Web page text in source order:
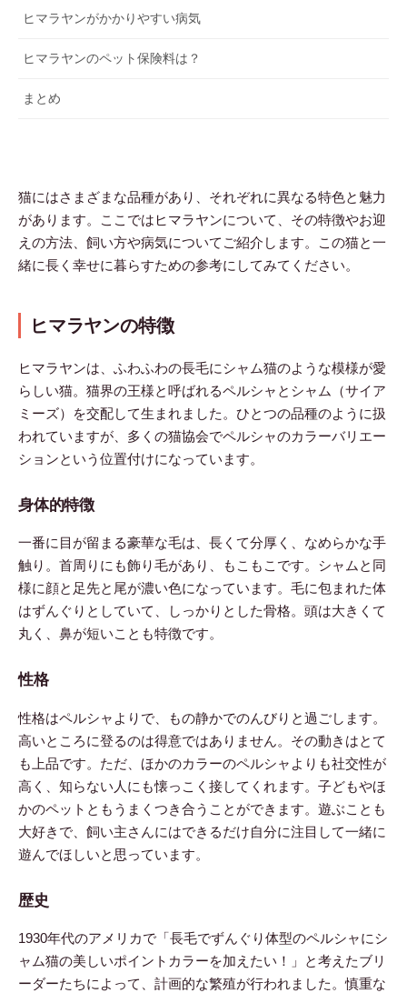
ヒマラヤンがかかりやすい病気
ヒマラヤンのペット保険料は？
まとめ
猫にはさまざまな品種があり、それぞれに異なる特色と魅力
があります。ここではヒマラヤンについて、その特徴やお迎
えの方法、飼い方や病気についてご紹介します。この猫と一
緒に長く幸せに暮らすための参考にしてみてください。
ヒマラヤンの特徴
ヒマラヤンは、ふわふわの長毛にシャム猫のような模様が愛
らしい猫。猫界の王様と呼ばれるペルシャとシャム（サイア
ミーズ）を交配して生まれました。ひとつの品種のように扱
われていますが、多くの猫協会でペルシャのカラーバリエー
ションという位置付けになっています。
身体的特徴
一番に目が留まる豪華な毛は、長くて分厚く、なめらかな手
触り。首周りにも飾り毛があり、もこもこです。シャムと同
様に顔と足先と尾が濃い色になっています。毛に包まれた体
はずんぐりとしていて、しっかりとした骨格。頭は大きくて
丸く、鼻が短いことも特徴です。
性格
性格はペルシャよりで、もの静かでのんびりと過ごします。
高いところに登るのは得意ではありません。その動きはとて
も上品です。ただ、ほかのカラーのペルシャよりも社交性が
高く、知らない人にも懐っこく接してくれます。子どもやほ
かのペットともうまくつき合うことができます。遊ぶことも
大好きで、飼い主さんにはできるだけ自分に注目して一緒に
遊んでほしいと思っています。
歴史
1930年代のアメリカで「長毛でずんぐり体型のペルシャにシ
ャム猫の美しいポイントカラーを加えたい！」と考えたブリ
ーダーたちによって、計画的な繁殖が行われました。慎重な